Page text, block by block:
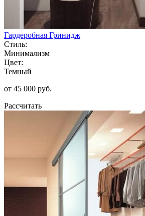
Гардеробная Гринидж
Стиль:
Минимализм
Цвет:
Темный
от 45 000 руб.
Рассчитать